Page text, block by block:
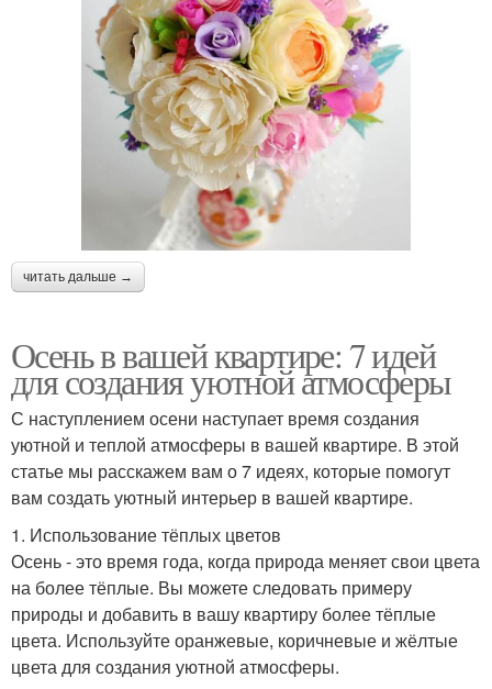
читать дальше →
Осень в вашей квартире: 7 идей
для создания уютной атмосферы
С наступлением осени наступает время создания
уютной и теплой атмосферы в вашей квартире. В этой
статье мы расскажем вам о 7 идеях, которые помогут
вам создать уютный интерьер в вашей квартире.
1. Использование тёплых цветов
Осень - это время года, когда природа меняет свои цвета
на более тёплые. Вы можете следовать примеру
природы и добавить в вашу квартиру более тёплые
цвета. Используйте оранжевые, коричневые и жёлтые
цвета для создания уютной атмосферы.